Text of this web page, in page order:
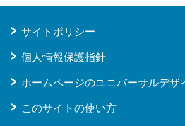
サイトポリシー
個人情報保護指針
ホームページのユニバーサルデザ
このサイトの使い方